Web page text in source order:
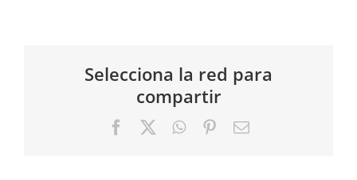
Selecciona la red para
compartir
FacebookWhatsApp
PinterestCorreo